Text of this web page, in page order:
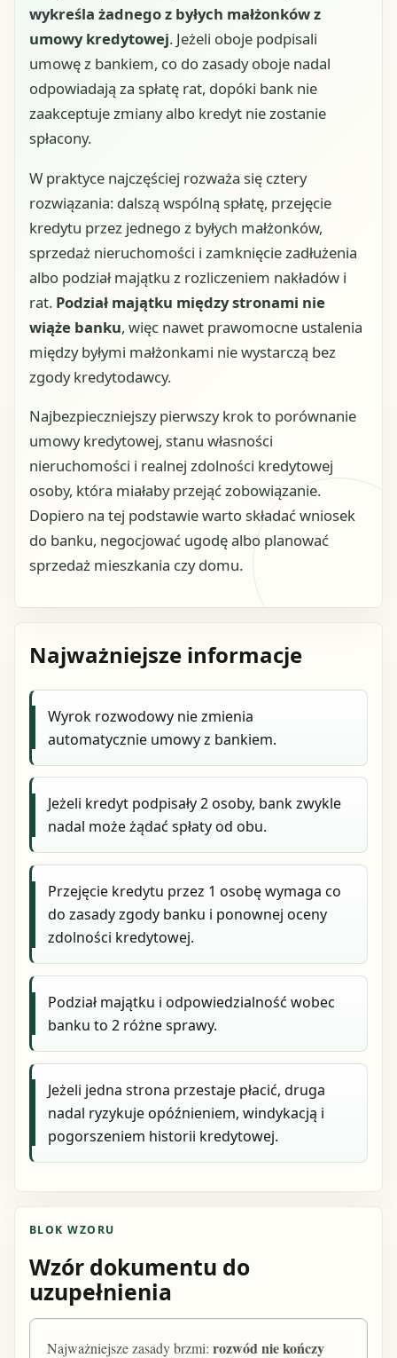
wykreśla żadnego z byłych małżonków z
umowy kredytowej. Jeżeli oboje podpisali
umowę z bankiem, co do zasady oboje nadal
odpowiadają za spłatę rat, dopóki bank nie
zaakceptuje zmiany albo kredyt nie zostanie
spłacony.
W praktyce najczęściej rozważa się cztery
rozwiązania: dalszą wspólną spłatę, przejęcie
kredytu przez jednego z byłych małżonków,
sprzedaż nieruchomości i zamknięcie zadłużenia
albo podział majątku z rozliczeniem nakładów i
rat. Podział majątku między stronami nie
wiąże banku, więc nawet prawomocne ustalenia
między byłymi małżonkami nie wystarczą bez
zgody kredytodawcy.
Najbezpieczniejszy pierwszy krok to porównanie
umowy kredytowej, stanu własności
nieruchomości i realnej zdolności kredytowej
osoby, która miałaby przejąć zobowiązanie.
Dopiero na tej podstawie warto składać wniosek
do banku, negocjować ugodę albo planować
sprzedaż mieszkania czy domu.
Najważniejsze informacje
Wyrok rozwodowy nie zmienia
automatycznie umowy z bankiem.
Jeżeli kredyt podpisały 2 osoby, bank zwykle
nadal może żądać spłaty od obu.
Przejęcie kredytu przez 1 osobę wymaga co
do zasady zgody banku i ponownej oceny
zdolności kredytowej.
Podział majątku i odpowiedzialność wobec
banku to 2 różne sprawy.
Jeżeli jedna strona przestaje płacić, druga
nadal ryzykuje opóźnieniem, windykacją i
pogorszeniem historii kredytowej.
BLOK WZORU
Wzór dokumentu do
uzupełnienia
Najważniejsze zasady brzmi:rozwód nie kończy